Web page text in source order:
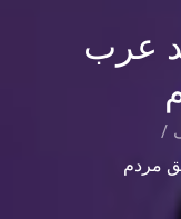
عرب
مردم